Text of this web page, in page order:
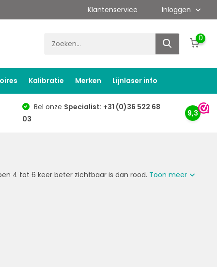
Klantenservice Inloggen
0
Kalibratie Merken Lijnlaser info
Bel onze Specialist: +31 (0)36 522 68
03
9,3
4 tot 6 keer beter zichtbaar is dan rood. Toon meer